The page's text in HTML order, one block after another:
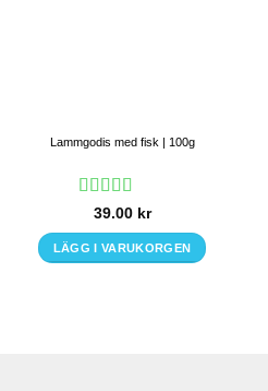
Lammgodis med fisk | 100g
Betygsatt5
av 5
39.00 kr
LÄGG I VARUKORGEN